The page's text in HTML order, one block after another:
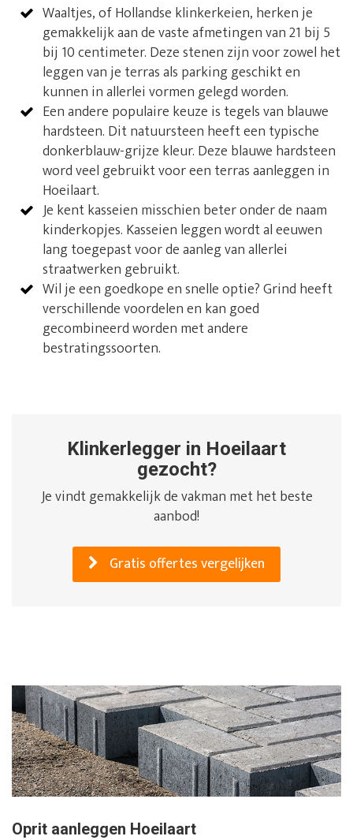
Waaltjes, of Hollandse klinkerkeien, herken je
gemakkelijk aan de vaste afmetingen van 21 bij 5
bij 10 centimeter. Deze stenen zijn voor zowel het
leggen van je terras als parking geschikt en
kunnen in allerlei vormen gelegd worden.
Een andere populaire keuze is tegels van blauwe
hardsteen. Dit natuursteen heeft een typische
donkerblauw-grijze kleur. Deze blauwe hardsteen
word veel gebruikt voor een terras aanleggen in
Hoeilaart.
Je kent kasseien misschien beter onder de naam
kinderkopjes. Kasseien leggen wordt al eeuwen
lang toegepast voor de aanleg van allerlei
straatwerken gebruikt.
Wil je een goedkope en snelle optie? Grind heeft
verschillende voordelen en kan goed
gecombineerd worden met andere
bestratingssoorten.
Klinkerlegger in Hoeilaart
gezocht?
Je vindt gemakkelijk de vakman met het beste
aanbod!
Gratis offertes vergelijken
Oprit aanleggen Hoeilaart